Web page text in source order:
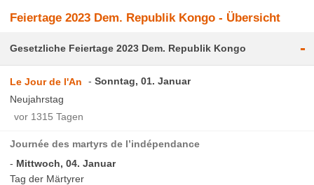
Feiertage 2023 Dem. Republik Kongo - Übersicht
Gesetzliche Feiertage 2023 Dem. Republik Kongo -
Le Jour de l'An
Sonntag, 01. Januar
Neujahrstag
vor 1315 Tagen
Journée des martyrs de l’indépendance
Mittwoch, 04. Januar
Tag der Märtyrer